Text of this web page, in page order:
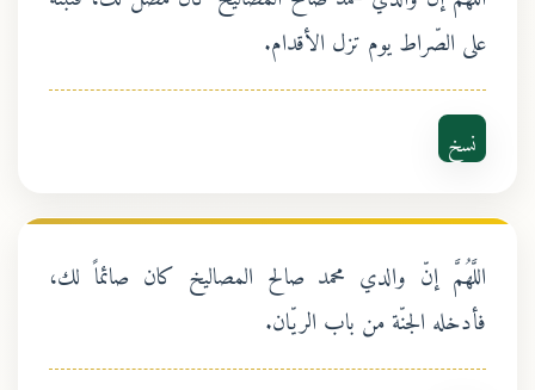
على الصّراط يوم تزل الأقدام.
نسخ
اللَّهُمَّ إنّ والدي محمد صالح المصاليخ كان صائماً لك،
فأدخله الجنّة من باب الريّان.